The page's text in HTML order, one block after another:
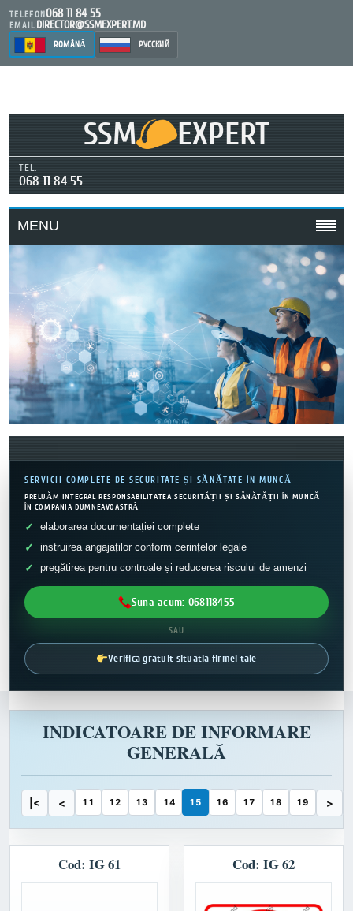
TELEFON068 11 84 55
EMAIL DIRECTOR@SSMEXPERT.MD
ROMÂNĂ РУССКИЙ
SSM EXPERT
TEL.
068 11 84 55
MENU
SERVICII COMPLETE DE SECURITATE ȘI SĂNĂTATE ÎN MUNCĂ
PRELUĂM INTEGRAL RESPONSABILITATEA SECURITĂȚII ȘI SĂNĂTĂȚII ÎN MUNCĂ
ÎN COMPANIA DUMNEAVOASTRĂ
elaborarea documentației complete
instruirea angajaților conform cerințelor legale
pregătirea pentru controale și reducerea riscului de amenzi
Suna acum: 068118455
SAU
Verifica gratuit situatia firmei tale
INDICATOARE DE INFORMARE
GENERALĂ
|< < 11 12 13 14 15 16 17 18 19 >
Cod: IG 61 Cod: IG 62